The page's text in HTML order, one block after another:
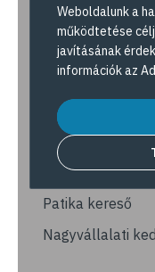
gyógyszertárak
Gyógyszertár
Navigáció
Akciós termékek
Gyöngy Patika
Patika kereső
Nagyvállalati
Weboldalunk a
működtetése
javításának
információk az